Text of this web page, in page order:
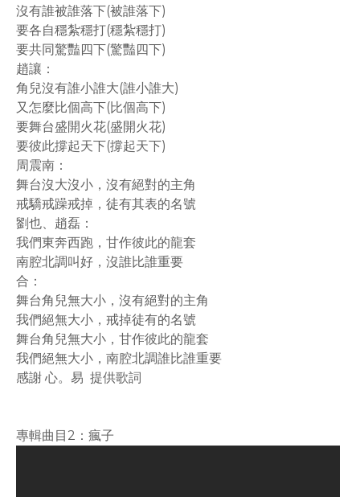
沒有誰被誰落下(被誰落下)
要各自穩紮穩打(穩紮穩打)
要共同驚豔四下(驚豔四下)
趙讓：
角兒沒有誰小誰大(誰小誰大)
又怎麼比個高下(比個高下)
要舞台盛開火花(盛開火花)
要彼此撐起天下(撐起天下)
周震南：
舞台沒大沒小，沒有絕對的主角
戒驕戒躁戒掉，徒有其表的名號
劉也、趙磊：
我們東奔西跑，甘作彼此的龍套
南腔北調叫好，沒誰比誰重要
合：
舞台角兒無大小，沒有絕對的主角
我們絕無大小，戒掉徒有的名號
舞台角兒無大小，甘作彼此的龍套
我們絕無大小，南腔北調誰比誰重要
感謝 心。易 提供歌詞
專輯曲目2：瘋子